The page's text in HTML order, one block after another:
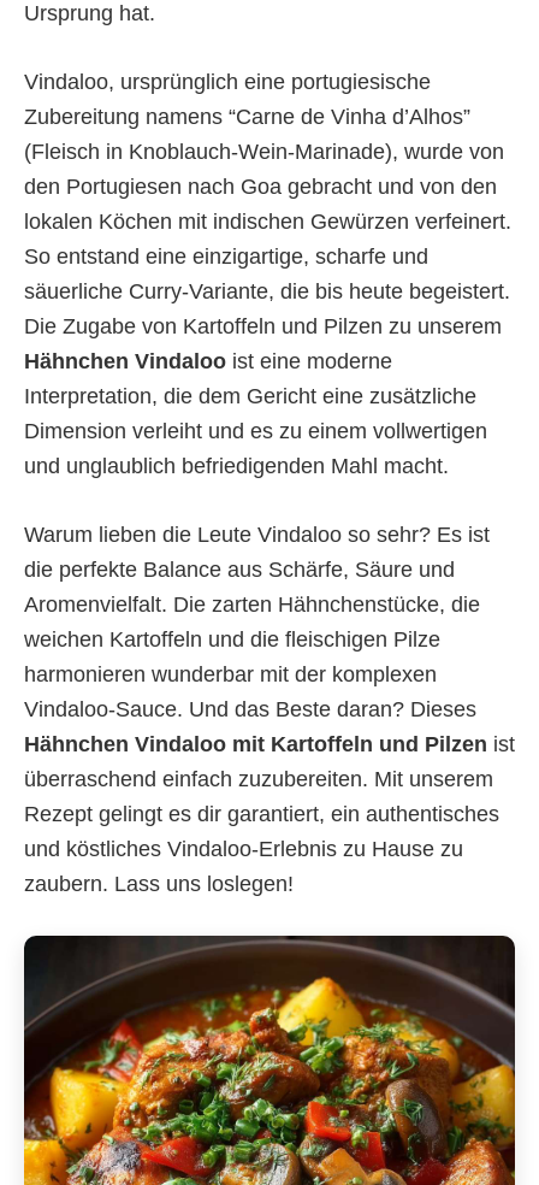
Ursprung hat.
Vindaloo, ursprünglich eine portugiesische
Zubereitung namens “Carne de Vinha d’Alhos”
(Fleisch in Knoblauch-Wein-Marinade), wurde von
den Portugiesen nach Goa gebracht und von den
lokalen Köchen mit indischen Gewürzen verfeinert.
So entstand eine einzigartige, scharfe und
säuerliche Curry-Variante, die bis heute begeistert.
Die Zugabe von Kartoffeln und Pilzen zu unserem
Hähnchen Vindaloo ist eine moderne
Interpretation, die dem Gericht eine zusätzliche
Dimension verleiht und es zu einem vollwertigen
und unglaublich befriedigenden Mahl macht.
Warum lieben die Leute Vindaloo so sehr? Es ist
die perfekte Balance aus Schärfe, Säure und
Aromenvielfalt. Die zarten Hähnchenstücke, die
weichen Kartoffeln und die fleischigen Pilze
harmonieren wunderbar mit der komplexen
Vindaloo-Sauce. Und das Beste daran? Dieses
Hähnchen Vindaloo mit Kartoffeln und Pilzen ist
überraschend einfach zuzubereiten. Mit unserem
Rezept gelingt es dir garantiert, ein authentisches
und köstliches Vindaloo-Erlebnis zu Hause zu
zaubern. Lass uns loslegen!